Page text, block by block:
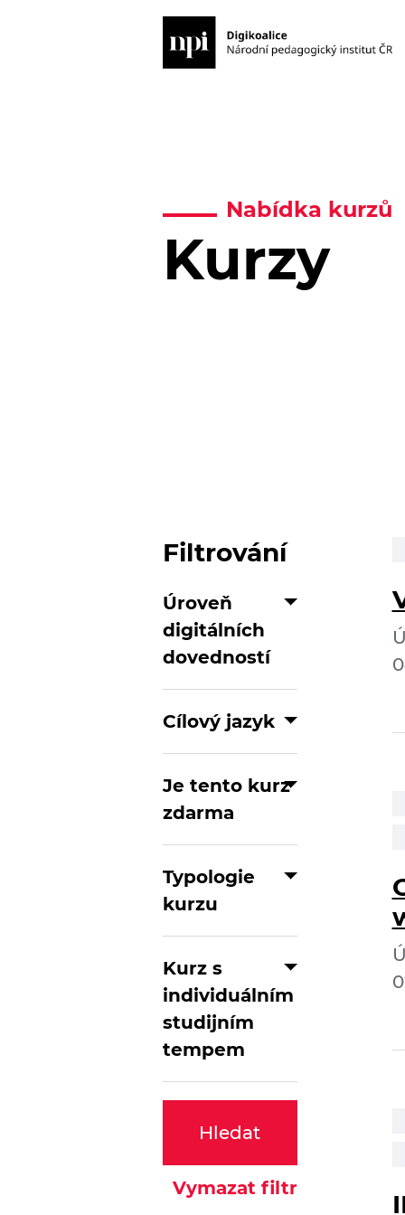
Nabídka kurzů
Kurzy
Filtrování
Úroveň
digitálních
dovedností
Cílový jazyk
Je tento kurz
zdarma
Typologie
kurzu
Kurz s
individuálním
studijním
tempem
Hledat
Vymazat filtr